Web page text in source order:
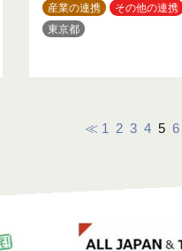
産業の連携 その他の連携
東京都
≪ 1 2 3 4 5 6